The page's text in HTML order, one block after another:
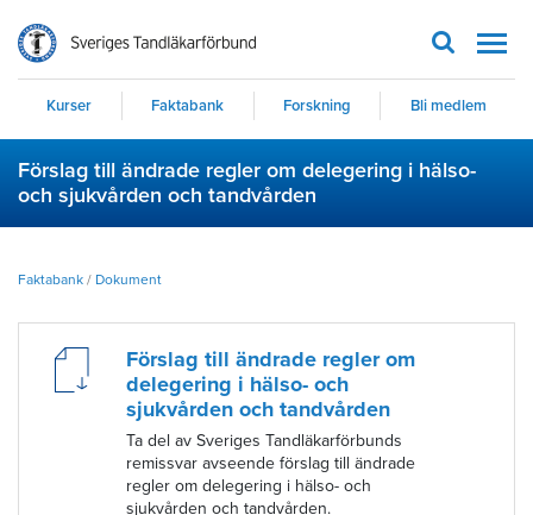
Kurser Faktabank Forskning Bli medlem
Förslag till ändrade regler om delegering i hälso-
och sjukvården och tandvården
Faktabank / Dokument
Förslag till ändrade regler om
delegering i hälso- och
sjukvården och tandvården
Ta del av Sveriges Tandläkarförbunds
remissvar avseende förslag till ändrade
regler om delegering i hälso- och
sjukvården och tandvården.